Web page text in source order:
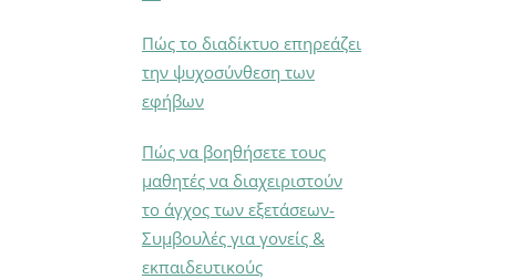
Πώς το διαδίκτυο επηρεάζει
την ψυχοσύνθεση των
εφήβων
Πώς να βοηθήσετε τους
μαθητές να διαχειριστούν
το άγχος των εξετάσεων-
Συμβουλές για γονείς &
εκπαιδευτικούς